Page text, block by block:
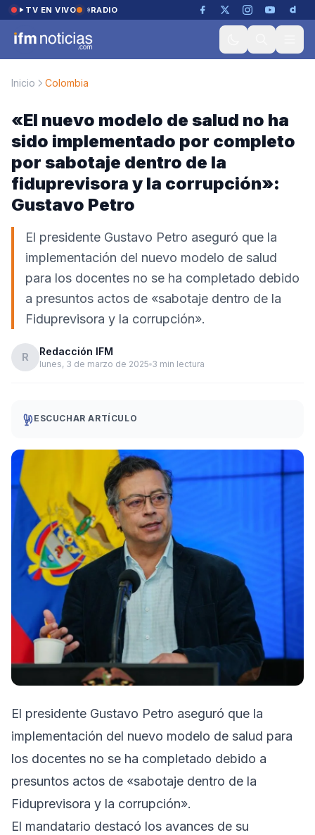
Saltar al contenido
TV EN VIVO RADIO
Inicio Colombia
«El nuevo modelo de salud no ha
sido implementado por completo
por sabotaje dentro de la
fiduprevisora y la corrupción»:
Gustavo Petro
El presidente Gustavo Petro aseguró que la
implementación del nuevo modelo de salud
para los docentes no se ha completado debido
a presuntos actos de «sabotaje dentro de la
Fiduprevisora y la corrupción».
R Redacción IFM
lunes, 3 de marzo de 2025 3 min lectura
ESCUCHAR ARTÍCULO
El presidente Gustavo Petro aseguró que la
implementación del nuevo modelo de salud para
los docentes no se ha completado debido a
presuntos actos de «sabotaje dentro de la
Fiduprevisora y la corrupción».
El mandatario destacó los avances de su